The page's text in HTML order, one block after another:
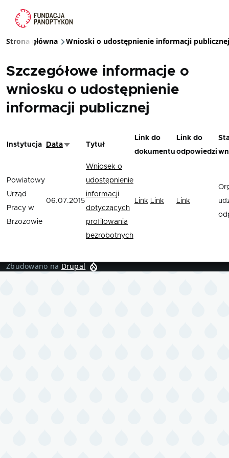
Ścieżka nawigacyjna
Strona główna Wnioski o udostępnienie informacji publicznej
Szczegółowe informacje o
wniosku o udostępnienie
informacji publicznej
Instytucja DataSortuj rosnąco
Tytuł
Link do
dokumentu
Link do
odpowiedzi
Powiatowy
Urząd
Pracy w
Brzozowie
06.07.2015
Wniosek o
udostępnienie
informacji
dotyczących
profilowania
bezrobotnych
Link Link Link
Zbudowano na Drupal